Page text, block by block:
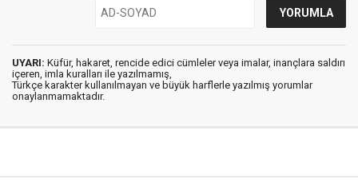
UYARI: Küfür, hakaret, rencide edici cümleler veya imalar, inançlara saldırı
içeren, imla kuralları ile yazılmamış,
Türkçe karakter kullanılmayan ve büyük harflerle yazılmış yorumlar
onaylanmamaktadır.